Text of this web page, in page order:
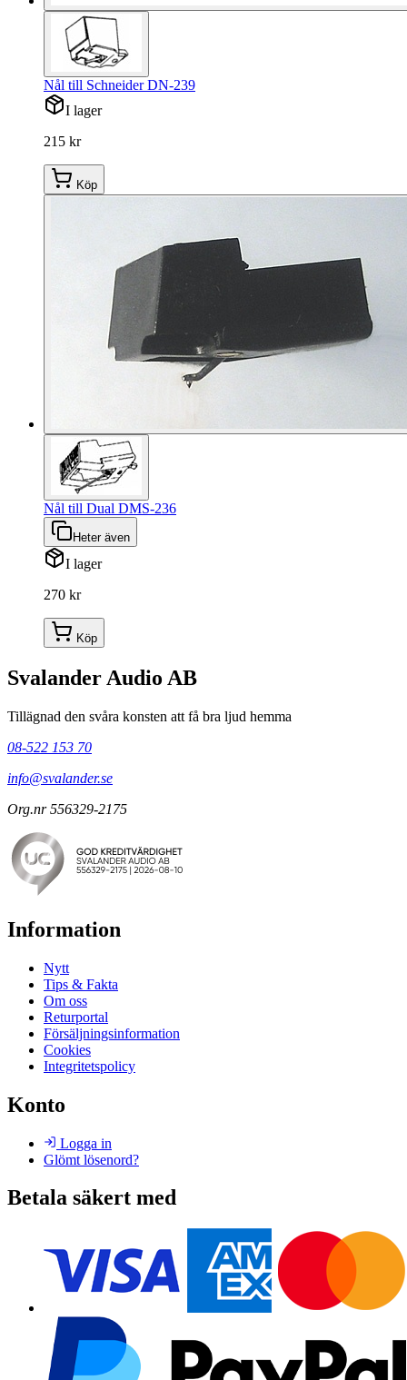
Nål till Schneider DN-239
I lager
215 kr
Köp
Nål till Dual DMS-236
Heter även
I lager
270 kr
Köp
Svalander Audio AB
Tillägnad den svåra konsten att få bra ljud hemma
08-522 153 70
info@svalander.se
Org.nr 556329-2175
Information
Nytt
Tips & Fakta
Om oss
Returportal
Försäljningsinformation
Cookies
Integritetspolicy
Konto
Logga in
Glömt lösenord?
Betala säkert med